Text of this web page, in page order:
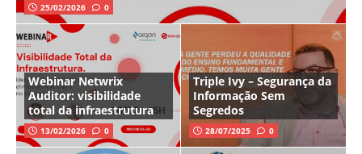
25/02/2026 0
Webinar Netwrix
Auditor: visibilidade
total da infraestrutura
13/02/2026 0
Triple Ivy – Segurança da
Informação Sem
Segredos
28/07/2025 0